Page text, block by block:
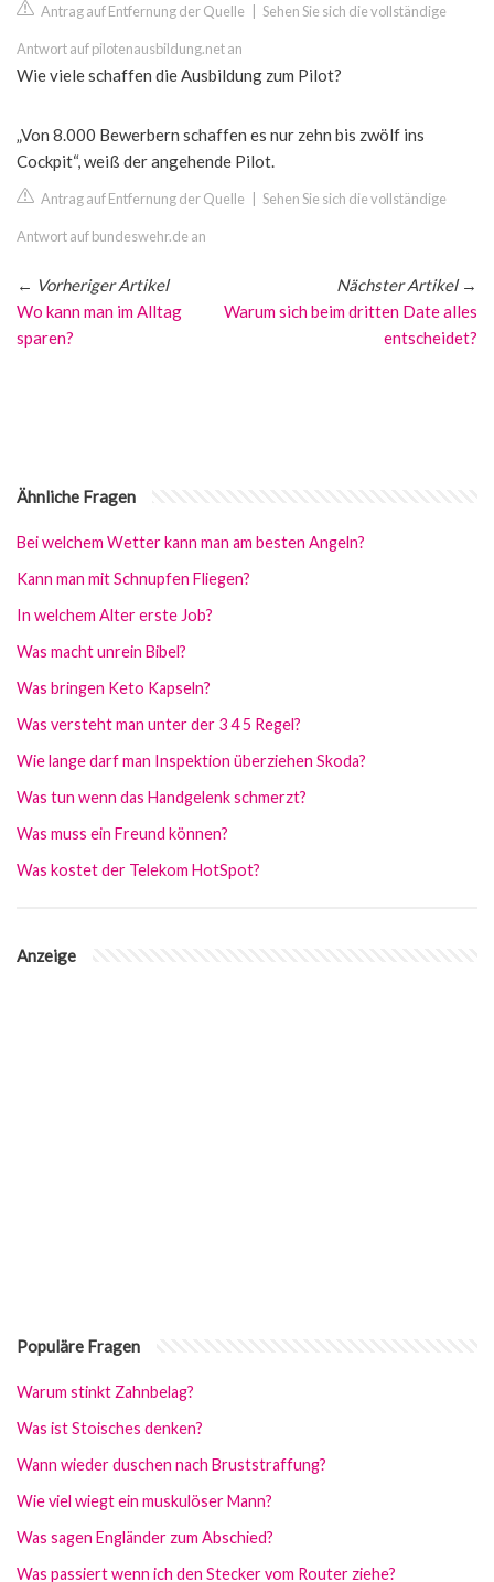
Antrag auf Entfernung der Quelle Sehen Sie sich die vollständige
Antwort auf pilotenausbildung.net an
Wie viele schaffen die Ausbildung zum Pilot?
„Von 8.000 Bewerbern schaffen es nur zehn bis zwölf ins
Cockpit“, weiß der angehende Pilot.
Antrag auf Entfernung der Quelle Sehen Sie sich die vollständige
Antwort auf bundeswehr.de an
← Vorheriger Artikel
Wo kann man im Alltag
sparen?
Nächster Artikel→
Warum sich beim dritten Date alles
entscheidet?
Ähnliche Fragen
Bei welchem Wetter kann man am besten Angeln?
Kann man mit Schnupfen Fliegen?
In welchem Alter erste Job?
Was macht unrein Bibel?
Was bringen Keto Kapseln?
Was versteht man unter der 3 4 5 Regel?
Wie lange darf man Inspektion überziehen Skoda?
Was tun wenn das Handgelenk schmerzt?
Was muss ein Freund können?
Was kostet der Telekom HotSpot?
Anzeige
Populäre Fragen
Warum stinkt Zahnbelag?
Was ist Stoisches denken?
Wann wieder duschen nach Bruststraffung?
Wie viel wiegt ein muskulöser Mann?
Was sagen Engländer zum Abschied?
Was passiert wenn ich den Stecker vom Router ziehe?